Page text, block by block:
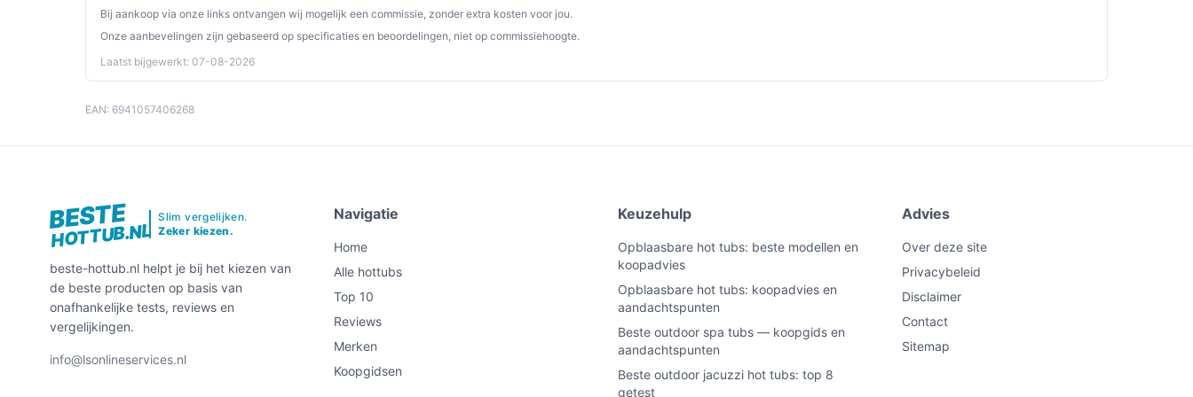
gemak, ontspanning en plezier. Met zijn krachtige bubbeljets en instelbare temperatuur is het
de ideale keuze voor iedereen die op zoek is naar een ontspannende ervaring in eigen huis.
Ontdek alle specificaties en vergelijk prijzen op beste-hottub.nl. Kies bewust wat perfect
past bij jouw behoeften!
Bij aankoop via onze links ontvangen wij mogelijk een commissie, zonder extra kosten voor jou.
Onze aanbevelingen zijn gebaseerd op specificaties en beoordelingen, niet op commissiehoogte.
Laatst bijgewerkt: 07-08-2026
EAN: 6941057406268
BESTE
HOTTUB.NL
Slim vergelijken.
Zeker kiezen.
beste-hottub.nl helpt je bij het kiezen van
de beste producten op basis van
onafhankelijke tests, reviews en
vergelijkingen.
info@lsonlineservices.nl
Navigatie
Home
Alle hottubs
Top 10
Reviews
Merken
Koopgidsen
Keuzehulp
Opblaasbare hot tubs: beste modellen en
koopadvies
Opblaasbare hot tubs: koopadvies en
aandachtspunten
Beste outdoor spa tubs — koopgids en
aandachtspunten
Beste outdoor jacuzzi hot tubs: top 8
getest
Advies
Over deze site
Privacybeleid
Disclaimer
Contact
Sitemap